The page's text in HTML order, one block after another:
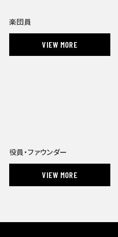
楽団員
VIEW MORE
役員・ファウンダー
VIEW MORE